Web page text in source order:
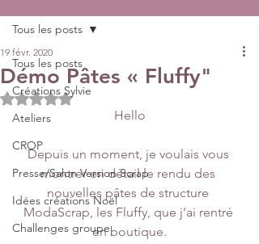
Tous les posts
Créations Sylvie
Ateliers
CROP
Presse/Salon Version Scrap
Idées créations Noël
Challenges groupe
Tous les posts
Démo Pâtes « Fluffy"
19 févr. 2020
Noté NaN étoiles sur 5.
Hello
Depuis un moment, je voulais vous
montrer en détail le rendu des
nouvelles pâtes de structure
ModaScrap, les Fluffy, que j’ai rentré
en boutique.